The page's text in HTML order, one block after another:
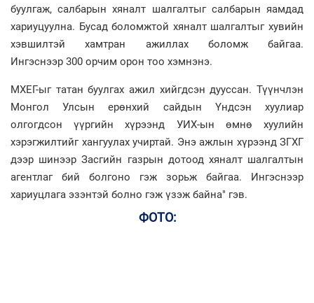
буулгаж, салбарын хяналт шалгалтыг салбарын яамдад
хариуцуулна. Бусад боломжтой хяналт шалгалтыг хувийн
хэвшилтэй хамтран ажиллах боломж байгаа.
Ингэснээр 300 орчим орон тоо хэмнэнэ.
МХЕГ-ыг татан буулгах ажил хийгдсэн дууссан. Түүнчлэн
Монгол Улсын ерөнхий сайдын Үндсэн хуулиар
олгогдсон үүргийн хүрээнд УИХ-ын өмнө хуулийн
хэрэгжилтийг хангуулах учиртай. Энэ ажлын хүрээнд ЗГХГ
дээр шинээр Засгийн газрын дотоод хяналт шалгалтын
агентлаг бий болгоно гэж зорьж байгаа. Ингэснээр
хариуцлага эзэнтэй болно гэж үзэж байна" гэв.
ФОТО: